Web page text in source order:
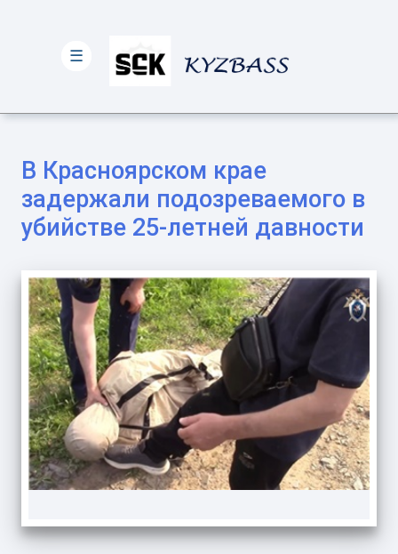
В Красноярском крае
задержали подозреваемого в
убийстве 25-летней давности
☰